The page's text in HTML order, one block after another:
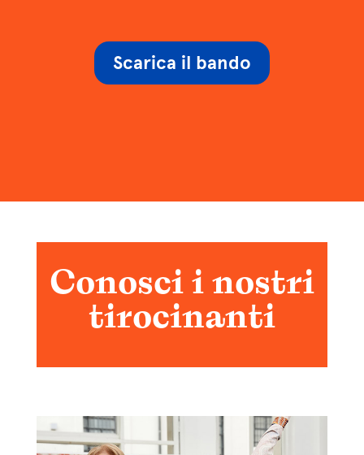
Scarica il bando
Conosci i nostri
tirocinanti